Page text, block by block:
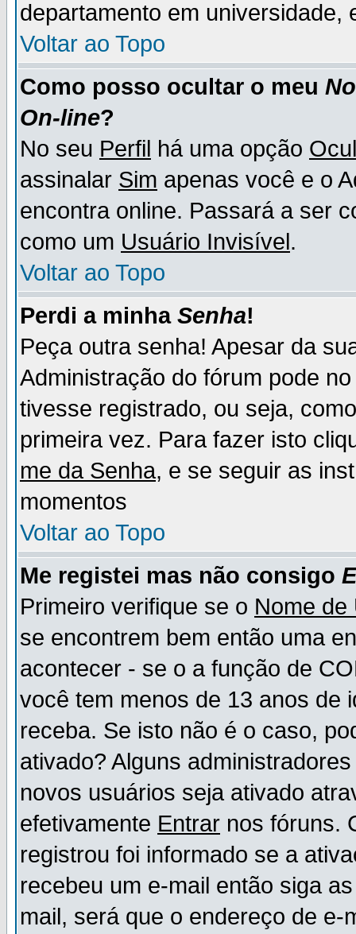
departamento em universidade,
Voltar ao Topo
Como posso ocultar o meu
On-line?
No seu Perfil há uma opção
assinalar Sim apenas você e o
encontra online. Passará a ser
como um Usuário Invisível.
Voltar ao Topo
Perdi a minha Senha!
Peça outra senha! Apesar da
Administração do fórum pode
tivesse registrado, ou seja,
primeira vez. Para fazer isto
me da Senha, e se seguir as
momentos
Voltar ao Topo
Me registei mas não consigo
Primeiro verifique se o Nome de
se encontrem bem então uma
acontecer - se o a função de
você tem menos de 13 anos de
receba. Se isto não é o caso,
ativado? Alguns
novos usuários seja ativado
efetivamente Entrar nos fóruns.
registrou foi informado se a
recebeu um e-mail então siga
mail, será que o endereço de